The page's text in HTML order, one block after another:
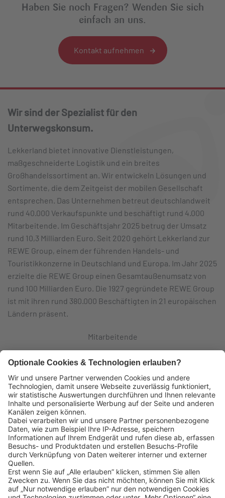
Haben Sie noch Fragen? Wenden Sie sich
einfach an uns.
Kontakt aufnehmen
Wir sind der Spezialist für den
Unterwegskonsum.
Lekkerland bietet innovative Dienstleistungen,
maßgeschneiderte Logistik und ein breites
Großhandelssortiment an. Wir entwickeln Lösungen und
Sortimente, die dem Zeitgeist der mobilen Gesellschaft
entsprechen. Das Unternehmen betreut deutschlandweit
rund 40.000 Verkaufspunkte und beschäftigt rund 4.000
Mitarbeitende. Im Geschäftsjahr 2025 betrug der Umsatz
rund 10,3 Milliarden Euro. Seit 2020 gehört Lekkerland zur
REWE Group, einem der führenden Handels- und
Touristikkonzerne in Deutschland und Europa. Im Jahr 2025
erzielte die REWE Group einen Gesamtaußenumsatz von
rund 100 Milliarden Euro. Die 1927 gegründete REWE Group
ist mit ihren rund 380.000 Beschäftigten in 21 europäischen
Ländern präsent.
Mitarbeitende
Lekkerland SE
50226 Frechen
Deutschland